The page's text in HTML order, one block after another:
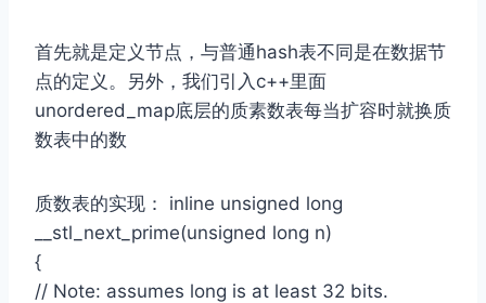
首先就是定义节点，与普通hash表不同是在数据节
点的定义。另外，我们引入c++里面
unordered_map底层的质素数表每当扩容时就换质
数表中的数
质数表的实现： inline unsigned long
__stl_next_prime(unsigned long n)
{
// Note: assumes long is at least 32 bits.